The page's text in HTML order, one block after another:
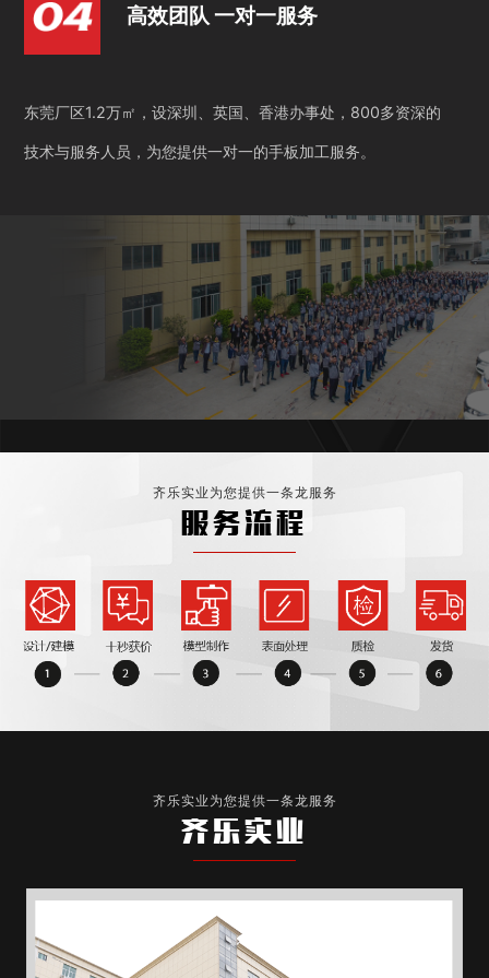
高效团队 一对一服务
东莞厂区1.2万㎡，设深圳、英国、香港办事处，800多资深的
技术与服务人员，为您提供一对一的手板加工服务。
齐乐实业为您提供一条龙服务
服务流程
齐乐实业为您提供一条龙服务
齐乐实业